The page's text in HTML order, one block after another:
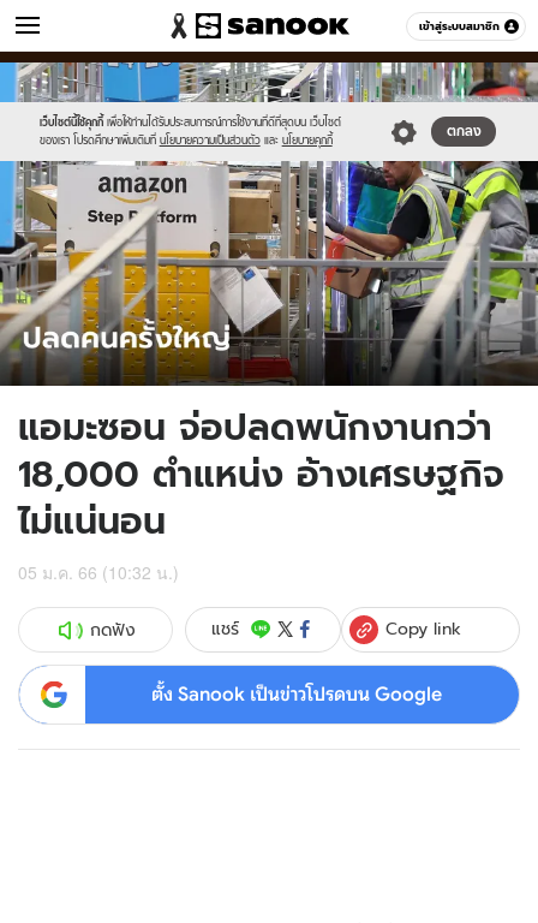
เข้าสู่ระบบสมาชิก
ข่าว หมวดอื่นๆ
เว็บไซต์นี้ใช้คุกกี้ เพื่อให้ท่านได้รับประสบการณ์การใช้งานที่ดีที่สุดบน เว็บไซต์
ของเรา โปรดศึกษาเพิ่มเติมที่ นโยบายความเป็นส่วนตัว และ นโยบายคุกกี้
ตกลง
Sanook
//s.isanook.com/sr/0/images/logo-
new-
sanook.png
600
60
//s.isanook.com/ns/0/ud/1745/8725682/amazon-
layoffs.jpg
แอมะซอน จ่อปลดพนักงานกว่า
18,000 ตำแหน่ง อ้างเศรษฐกิจ
ไม่แน่นอน
05 ม.ค. 66 (10:32 น.)
กดฟัง แชร์ Copy link
ตั้ง Sanook เป็นข่าวโปรดบน Google